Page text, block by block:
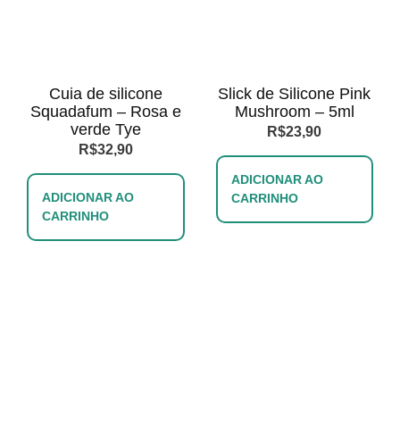
Cuia de silicone
Squadafum – Rosa e
verde Tye
R$32,90
ADICIONAR AO
CARRINHO
Slick de Silicone Pink
Mushroom – 5ml
R$23,90
ADICIONAR AO
CARRINHO